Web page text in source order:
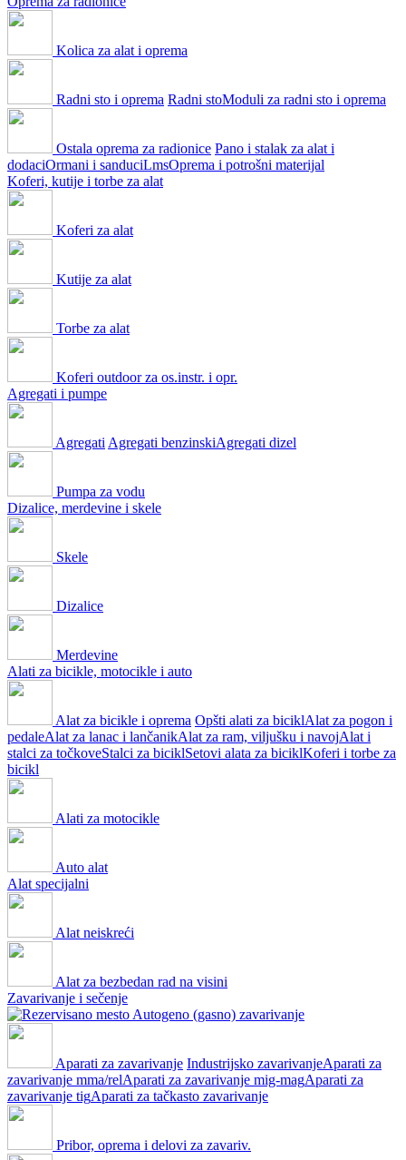
Kolica za alat i oprema
Radni sto i oprema Radni stoModuli za radni sto i oprema
Ostala oprema za radionice Pano i stalak za alat i
dodaciOrmani i sanduciLmsOprema i potrošni materijal
Koferi, kutije i torbe za alat
Koferi za alat
Kutije za alat
Torbe za alat
Koferi outdoor za os.instr. i opr.
Agregati i pumpe
Agregati Agregati benzinskiAgregati dizel
Pumpa za vodu
Dizalice, merdevine i skele
Skele
Dizalice
Merdevine
Alati za bicikle, motocikle i auto
Alat za bicikle i oprema Opšti alati za biciklAlat za pogon i
pedaleAlat za lanac i lančanikAlat za ram, viljušku i navojAlat i
stalci za točkoveStalci za biciklSetovi alata za biciklKoferi i torbe za
bicikl
Alati za motocikle
Auto alat
Alat specijalni
Alat neiskreći
Alat za bezbedan rad na visini
Zavarivanje i sečenje
Autogeno (gasno) zavarivanje
Aparati za zavarivanje Industrijsko zavarivanjeAparati za
zavarivanje mma/relAparati za zavarivanje mig-magAparati za
zavarivanje tigAparati za tačkasto zavarivanje
Pribor, oprema i delovi za zavariv.